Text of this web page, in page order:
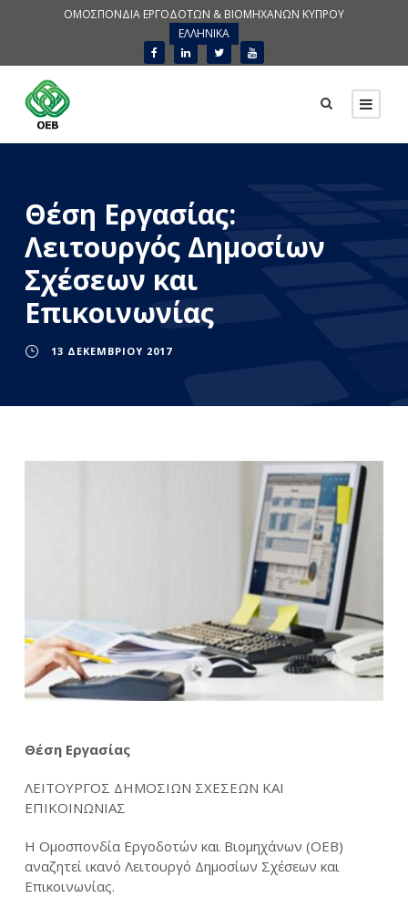
ΟΜΟΣΠΟΝΔΙΑ ΕΡΓΟΔΟΤΩΝ & ΒΙΟΜΗΧΑΝΩΝ ΚΥΠΡΟΥ
ΕΛΛΗΝΙΚΑ
Θέση Εργασίας:
Λειτουργός Δημοσίων
Σχέσεων και
Επικοινωνίας
13 ΔΕΚΕΜΒΡΊΟΥ 2017
Θέση Εργασίας
ΛΕΙΤΟΥΡΓΟΣ ΔΗΜΟΣΙΩΝ ΣΧΕΣΕΩΝ ΚΑΙ
ΕΠΙΚΟΙΝΩΝΙΑΣ
Η Ομοσπονδία Εργοδοτών και Βιομηχάνων (ΟΕΒ)
αναζητεί ικανό Λειτουργό Δημοσίων Σχέσεων και
Επικοινωνίας.